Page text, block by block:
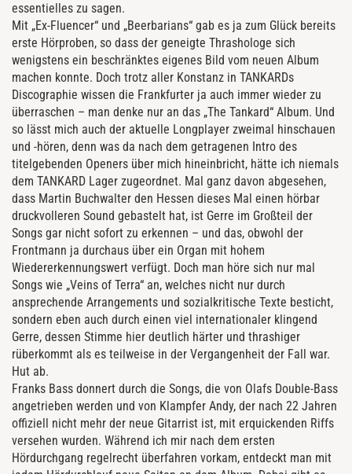
essentielles zu sagen.
Mit „Ex-Fluencer“ und „Beerbarians“ gab es ja zum Glück bereits
erste Hörproben, so dass der geneigte Thrashologe sich
wenigstens ein beschränktes eigenes Bild vom neuen Album
machen konnte. Doch trotz aller Konstanz in TANKARDs
Discographie wissen die Frankfurter ja auch immer wieder zu
überraschen – man denke nur an das „The Tankard“ Album. Und
so lässt mich auch der aktuelle Longplayer zweimal hinschauen
und -hören, denn was da nach dem getragenen Intro des
titelgebenden Openers über mich hineinbricht, hätte ich niemals
dem TANKARD Lager zugeordnet. Mal ganz davon abgesehen,
dass Martin Buchwalter den Hessen dieses Mal einen hörbar
druckvolleren Sound gebastelt hat, ist Gerre im Großteil der
Songs gar nicht sofort zu erkennen – und das, obwohl der
Frontmann ja durchaus über ein Organ mit hohem
Wiedererkennungswert verfügt. Doch man höre sich nur mal
Songs wie „Veins of Terra“ an, welches nicht nur durch
ansprechende Arrangements und sozialkritische Texte besticht,
sondern eben auch durch einen viel internationaler klingend
Gerre, dessen Stimme hier deutlich härter und thrashiger
rüberkommt als es teilweise in der Vergangenheit der Fall war.
Hut ab.
Franks Bass donnert durch die Songs, die von Olafs Double-Bass
angetrieben werden und von Klampfer Andy, der nach 22 Jahren
offiziell nicht mehr der neue Gitarrist ist, mit erquickenden Riffs
versehen wurden. Während ich mir nach dem ersten
Hördurchgang regelrecht überfahren vorkam, entdeckt man mit